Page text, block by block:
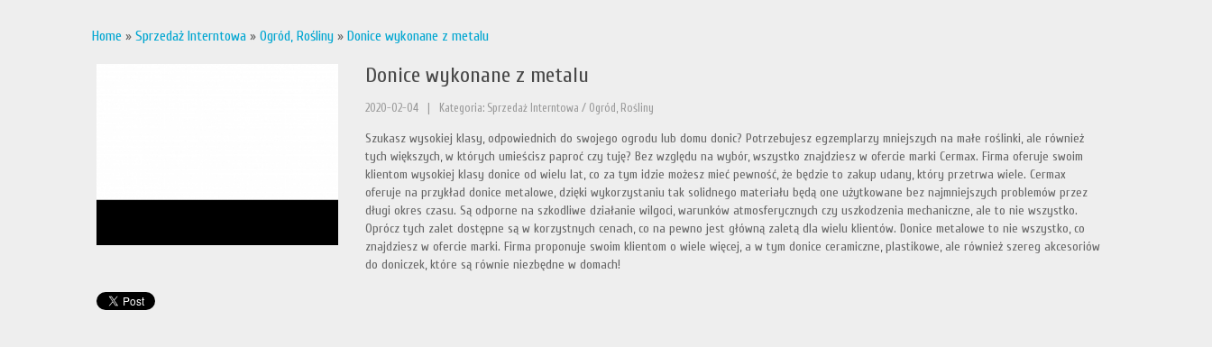
Home » Sprzedaż Interntowa » Ogród, Rośliny » Donice wykonane z metalu
Donice wykonane z metalu
2020-02-04 Kategoria: Sprzedaż Interntowa / Ogród, Rośliny
Szukasz wysokiej klasy, odpowiednich do swojego ogrodu lub domu donic? Potrzebujesz egzemplarzy mniejszych na małe roślinki, ale również
tych większych, w których umieścisz paproć czy tuję? Bez względu na wybór, wszystko znajdziesz w ofercie marki Cermax. Firma oferuje swoim
klientom wysokiej klasy donice od wielu lat, co za tym idzie możesz mieć pewność, że będzie to zakup udany, który przetrwa wiele. Cermax
oferuje na przykład donice metalowe, dzięki wykorzystaniu tak solidnego materiału będą one użytkowane bez najmniejszych problemów przez
długi okres czasu. Są odporne na szkodliwe działanie wilgoci, warunków atmosferycznych czy uszkodzenia mechaniczne, ale to nie wszystko.
Oprócz tych zalet dostępne są w korzystnych cenach, co na pewno jest główną zaletą dla wielu klientów. Donice metalowe to nie wszystko, co
znajdziesz w ofercie marki. Firma proponuje swoim klientom o wiele więcej, a w tym donice ceramiczne, plastikowe, ale również szereg akcesoriów
do doniczek, które są równie niezbędne w domach!